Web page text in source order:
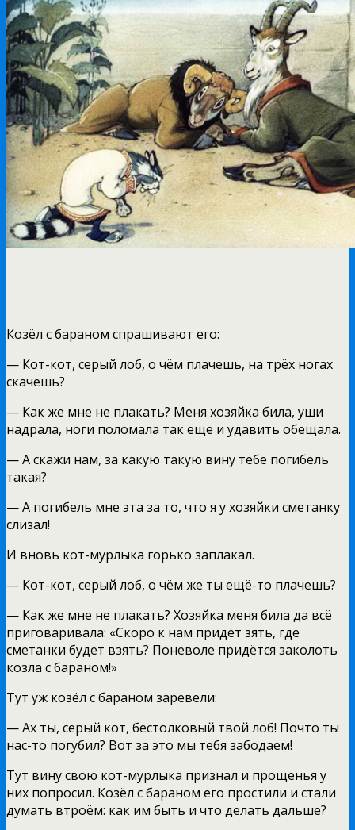
Козёл с бараном спрашивают его:
— Кот-кот, серый лоб, о чём плачешь, на трёх ногах
скачешь?
— Как же мне не плакать? Меня хозяйка била, уши
надрала, ноги поломала так ещё и удавить обещала.
— А скажи нам, за какую такую вину тебе погибель
такая?
— А погибель мне эта за то, что я у хозяйки сметанку
слизал!
И вновь кот-мурлыка горько заплакал.
— Кот-кот, серый лоб, о чём же ты ещё-то плачешь?
— Как же мне не плакать? Хозяйка меня била да всё
приговаривала: «Скоро к нам придёт зять, где
сметанки будет взять? Поневоле придётся заколоть
козла с бараном!»
Тут уж козёл с бараном заревели:
— Ах ты, серый кот, бестолковый твой лоб! Почто ты
нас-то погубил? Вот за это мы тебя забодаем!
Тут вину свою кот-мурлыка признал и прощенья у
них попросил. Козёл с бараном его простили и стали
думать втроём: как им быть и что делать дальше?